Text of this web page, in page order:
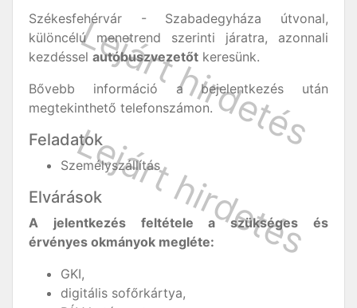
Székesfehérvár - Szabadegyháza útvonal,
különcélú menetrend szerinti járatra, azonnali
kezdéssel autóbuszvezetőt keresünk.
Bővebb információ a bejelentkezés után
megtekinthető telefonszámon.
Feladatok
Személyszállítás
Elvárások
A jelentkezés feltétele a szükséges és
érvényes okmányok megléte:
GKI,
digitális sofőrkártya,